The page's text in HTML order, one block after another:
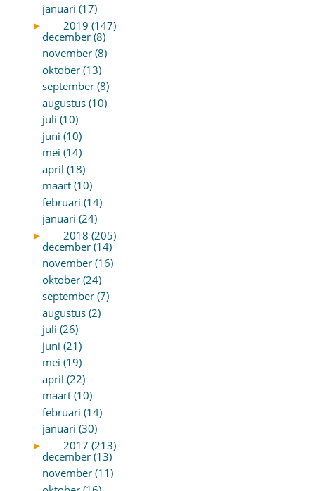
januari (17)
►
2019 (147)
december (8)
november (8)
oktober (13)
september (8)
augustus (10)
juli (10)
juni (10)
mei (14)
april (18)
maart (10)
februari (14)
januari (24)
►
2018 (205)
december (14)
november (16)
oktober (24)
september (7)
augustus (2)
juli (26)
juni (21)
mei (19)
april (22)
maart (10)
februari (14)
januari (30)
►
2017 (213)
december (13)
november (11)